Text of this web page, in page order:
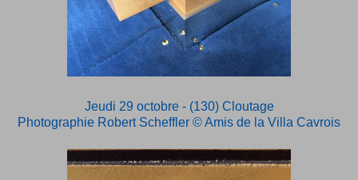
Jeudi 29 octobre - (130) Cloutage
Photographie Robert Scheffler © Amis de la Villa Cavrois